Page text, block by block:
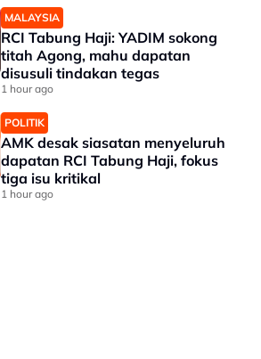
MALAYSIA
RCI Tabung Haji: YADIM sokong
titah Agong, mahu dapatan
disusuli tindakan tegas
1 hour ago
POLITIK
AMK desak siasatan menyeluruh
dapatan RCI Tabung Haji, fokus
tiga isu kritikal
1 hour ago